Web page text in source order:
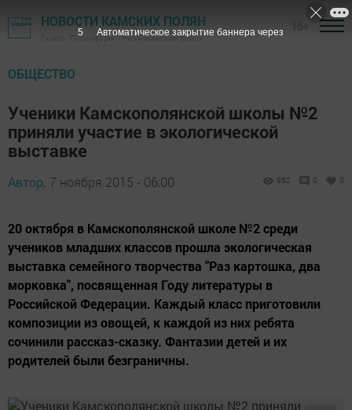
НОВОСТИ КАМСКИХ ПОЛЯН
Газета "Посинформ" - Нижнекамский район
ОБЩЕСТВО
Ученики Камскополянской школы №2
приняли участие в экологической
выставке
Автор, 7 ноября 2015 - 06:00 952 0 0
20 октября в Камскополянской школе №2 среди
учеников младших классов прошла экологическая
выставка семейного творчества "Раз картошка, два
морковка", посвященная Году литературы в
Российской Федерации. Каждый класс приготовили
композиции из овощей, к каждой из них ребята
сочинили рассказ-сказку. Фантазии детей и их
родителей были безграничны.
4 Автоматическое закрытие баннера через